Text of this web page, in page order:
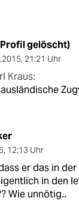
gelöscht)
, 21:21 Uhr
Kraus:
, 12:13 Uhr
er das in
in den
Wie unnötig..